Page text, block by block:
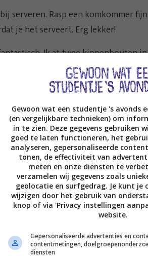
serveren. Rasp een komkommer
je het serveert. Erg lekker!
Ik at twee kippenbouten
zo intens intens intens lekker, dat
heb klaargemaakt en dat het
hoop dat het net zo lekker wordt! 😀
boek, vól makkelijke recepten
een random boekhandel, de
bestellen. Check
hierrrrrzo
Gewoon wat een studentje 's avonds
(en vergelijkbare technieken) om
in te zien. Deze gegevens gebruiken
goed te laten functioneren, het
analyseren, gepersonaliseerde
tonen, de effectiviteit van
meten en onze diensten te
verzamelen wij gegevens zoals
geolocatie en surfgedrag. Je kunt je
wijzigen door het gebruik van
knop of via 'Privacy instellingen
website.
Gepersonaliseerde advertenties en
contentmetingen,
diensten